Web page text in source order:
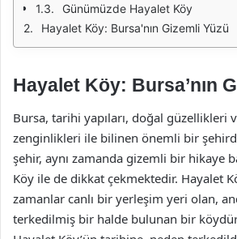
Günümüzde Hayalet Köy
Hayalet Köy: Bursa'nın Gizemli Yüzü
Hayalet Köy: Bursa’nın
Bursa, tarihi yapıları, doğal güzellikleri
zenginlikleri ile bilinen önemli bir
şehir, aynı zamanda gizemli bir hikaye
Köy ile de dikkat çekmektedir. Hayalet
zamanlar canlı bir yerleşim yeri olan,
terkedilmiş bir halde bulunan bir